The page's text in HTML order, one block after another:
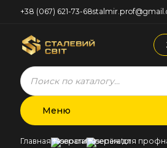
+38 (067) 621-73-68
Products
search
Меню
Главная Новости Крепёж для